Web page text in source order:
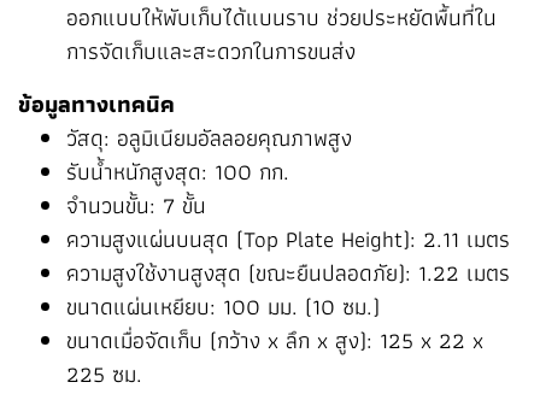
ออกแบบให้พับเก็บได้แบนราบ ช่วยประหยัดพื้นที่ใน
การจัดเก็บและสะดวกในการขนส่ง
ข้อมูลทางเทคนิค
วัสดุ: อลูมิเนียมอัลลอยคุณภาพสูง
รับน้ำหนักสูงสุด: 100 กก.
จำนวนขั้น: 7 ขั้น
ความสูงแผ่นบนสุด (Top Plate Height): 2.11 เมตร
ความสูงใช้งานสูงสุด (ขณะยืนปลอดภัย): 1.22 เมตร
ขนาดแผ่นเหยียบ: 100 มม. (10 ซม.)
ขนาดเมื่อจัดเก็บ (กว้าง x ลึก x สูง): 125 x 22 x
225 ซม.